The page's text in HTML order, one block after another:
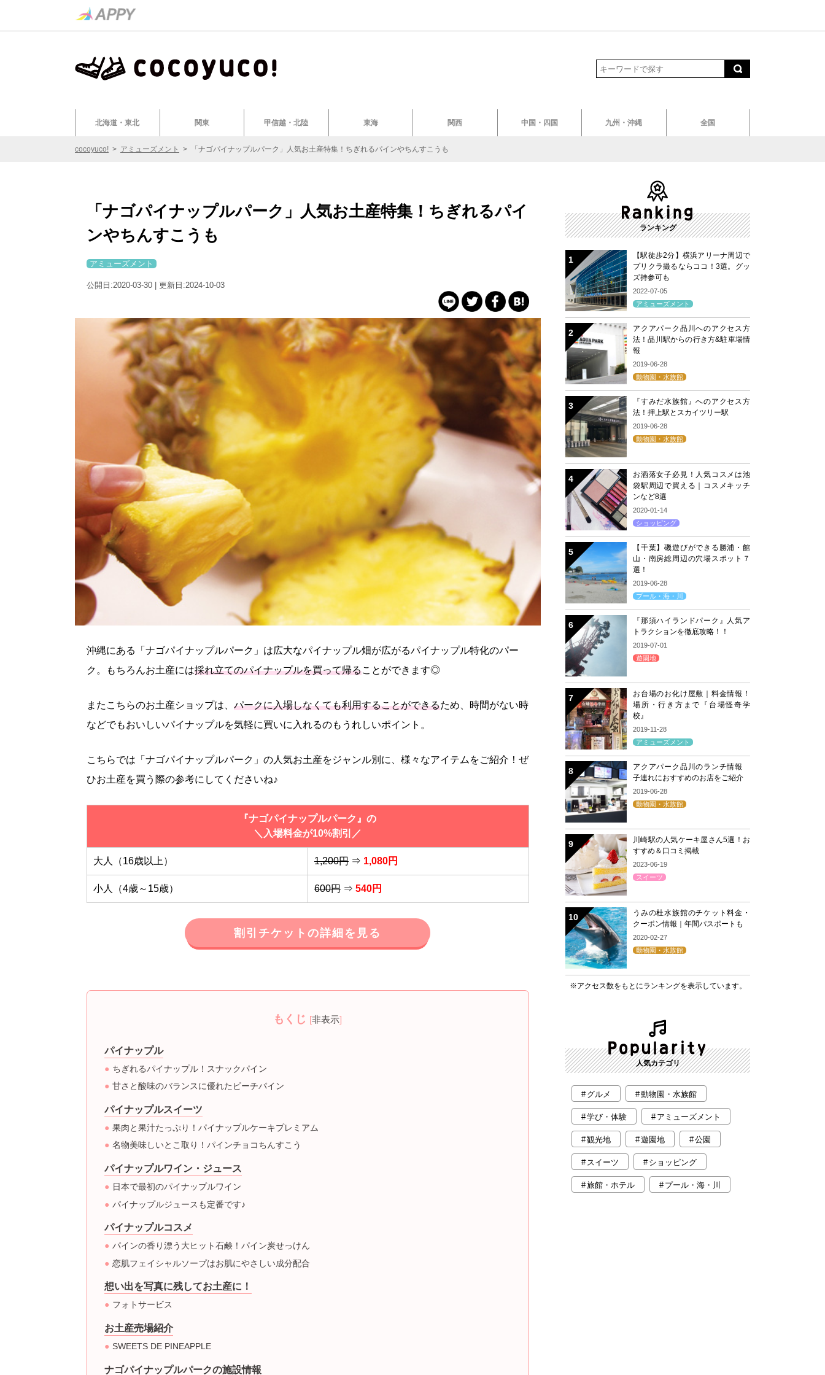
北海道・東北 関東 甲信越・北陸 東海 関西 中国・四国 九州・沖縄 全国
cocoyuco! > アミューズメント > 「ナゴパイナップルパーク」人気お土産特集！ちぎれるパインやちんすこうも
「ナゴパイナップルパーク」人気お土産特集！ちぎれるパイ
ンやちんすこうも
アミューズメント
公開日:2020-03-30 | 更新日:2024-10-03
沖縄にある「ナゴパイナップルパーク」は広大なパイナップル畑が広がるパイナップル特化のパー
ク。もちろんお土産には採れ立てのパイナップルを買って帰ることができます◎
またこちらのお土産ショップは、 パークに入場しなくても利用することができるため、時間がない時
などでもおいしいパイナップルを気軽に買いに入れるのもうれしいポイント。
こちらでは「ナゴパイナップルパーク」の人気お土産をジャンル別に、様々なアイテムをご紹介！ぜ
ひお土産を買う際の参考にしてくださいね♪
『ナゴパイナップルパーク』の
＼入場料金が10%割引／
大人（16歳以上） 1,200円⇒ 1,080円
小人（4歳～15歳） 600円⇒ 540円
割引チケットの詳細を見る
もくじ [非表示]
パイナップル
ちぎれるパイナップル！スナックパイン
甘さと酸味のバランスに優れたピーチパイン
パイナップルスイーツ
果肉と果汁たっぷり！パイナップルケーキプレミアム
名物美味しいとこ取り！パインチョコちんすこう
パイナップルワイン・ジュース
日本で最初のパイナップルワイン
パイナップルジュースも定番です♪
パイナップルコスメ
パインの香り漂う大ヒット石鹸！パイン炭せっけん
恋肌フェイシャルソープはお肌にやさしい成分配合
想い出を写真に残してお土産に！
フォトサービス
お土産売場紹介
SWEETS DE PINEAPPLE
ナゴパイナップルパークの施設情報
ランキング
【駅徒歩2分】横浜アリーナ周辺で
プリクラ撮るならココ！3選。グッ
ズ持参可も
2022-07-05
アミューズメント
アクアパーク品川へのアクセス方
法！品川駅からの行き方&駐車場情
報
2019-06-28
動物園・水族館
『すみだ水族館』へのアクセス方
法！押上駅とスカイツリー駅
2019-06-28
動物園・水族館
お洒落女子必見！人気コスメは池
袋駅周辺で買える｜コスメキッチ
ンなど8選
2020-01-14
ショッピング
【千葉】磯遊びができる勝浦・館
山・南房総周辺の穴場スポット７
選！
2019-06-28
プール・海・川
『那須ハイランドパーク』人気ア
トラクションを徹底攻略！！
2019-07-01
遊園地
お台場のお化け屋敷｜料金情報！
場所・行き方まで『台場怪奇学
校』
2019-11-28
アミューズメント
アクアパーク品川のランチ情報
子連れにおすすめのお店をご紹介
2019-06-28
動物園・水族館
川崎駅の人気ケーキ屋さん5選！お
すすめ＆口コミ掲載
2023-06-19
スイーツ
うみの杜水族館のチケット料金・
クーポン情報｜年間パスポートも
2020-02-27
動物園・水族館
※アクセス数をもとにランキングを表示しています。
人気カテゴリ
グルメ 動物園・水族館
学び・体験 アミューズメント
観光地 遊園地 公園
スイーツ ショッピング
旅館・ホテル プール・海・川